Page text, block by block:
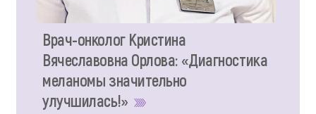
Врач-онколог Кристина
Вячеславовна Орлова: «Диагностика
меланомы значительно
улучшилась!»